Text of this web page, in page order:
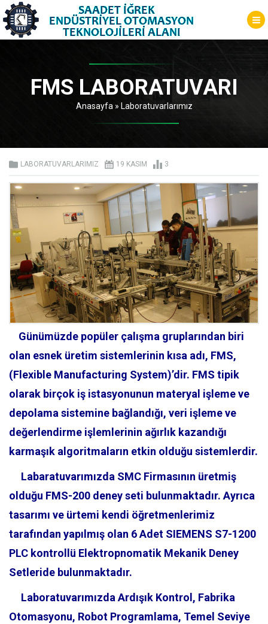
FMS LABORATUVARI
Anasayfa » Laboratuvarlarımız
LABORATUVARLARIMIZ 19 KASIM 3
Günümüzde popüler çalışma gruplarından biri
olan esnek üretim sistemlerinin kısa adı, FMS,
(Flexible Manufacturing System)’dir. FMS tipik
olarak birçok iş istasyonunun materyal işleme ve
depolama sistemine bağlandığı, veri işleme ve
değerlendirme işlemlerinin ağırlık kazandığı
karmaşık algoritmaların etkin olduğu sistemlerdir.
Labaratuvarımızda SMC Firmasının üretmiş
olduğu FMS-200 deney seti bulunmaktadır. Ayrıca
tasarımı ve ürtemi kendi öğretmenlerimiz
tarafından yapılmış olan 6 Adet SIEMENS S7-1200
PLC kontrollü Elektropnomatik Mekanik Deney
Setleride bulunmaktadır.
Laboratuvarımızda Ardışık Kontrol, Fabrika
Otomasyonu, Robot Programlama, Temel Seviye